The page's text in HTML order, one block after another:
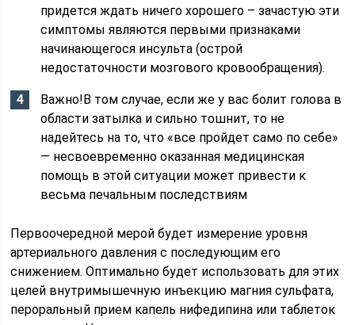
придется ждать ничего хорошего – зачастую эти
симптомы являются первыми признаками
начинающегося инсульта (острой
недостаточности мозгового кровообращения).
Важно!В том случае, если же у вас болит голова в
области затылка и сильно тошнит, то не
надейтесь на то, что «все пройдет само по себе»
— несвоевременно оказанная медицинская
помощь в этой ситуации может привести к
весьма печальным последствиям
Первоочередной мерой будет измерение уровня
артериального давления с последующим его
снижением. Оптимально будет использовать для этих
целей внутримышечную инъекцию магния сульфата,
пероральный прием капель нифедипина или таблеток